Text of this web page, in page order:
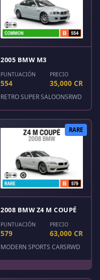
2005 BMW M3
PUNTUACIÓN
554
PRECIO
35,000 CR
RETRO SUPER SALOONSRWD
RARE
2008 BMW Z4 M COUPÉ
PUNTUACIÓN
579
PRECIO
63,000 CR
MODERN SPORTS CARSRWD